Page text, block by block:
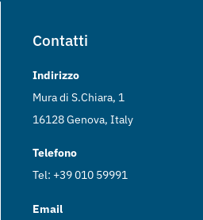
Contatti
Indirizzo
Mura di S.Chiara, 1
16128 Genova, Italy
Telefono
Tel: +39 010 59991
Email